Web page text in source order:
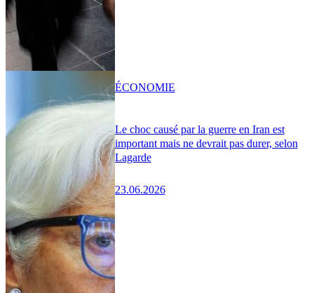
Le choc causé par la guerre en Iran est
important mais ne devrait pas durer, selon
Lagarde
23.06.2026
ÉCONOMIE